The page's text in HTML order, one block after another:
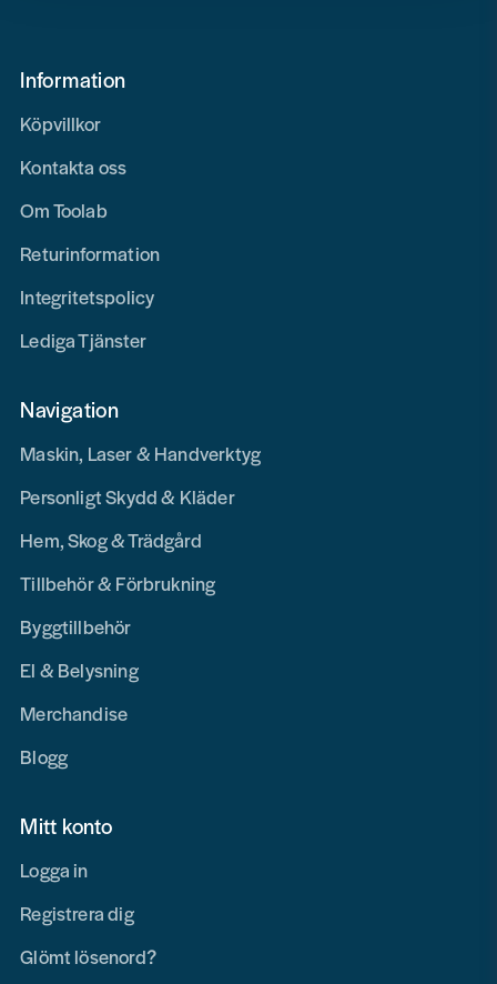
Information
Köpvillkor
Kontakta oss
Om Toolab
Returinformation
Integritetspolicy
Lediga Tjänster
Navigation
Maskin, Laser & Handverktyg
Personligt Skydd & Kläder
Hem, Skog & Trädgård
Tillbehör & Förbrukning
Byggtillbehör
El & Belysning
Merchandise
Blogg
Mitt konto
Logga in
Registrera dig
Glömt lösenord?